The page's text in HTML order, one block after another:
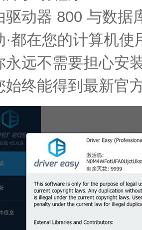
驱动器 800 与数据
·都在您的计算机
永远不需要担心安
始终能得到最新官